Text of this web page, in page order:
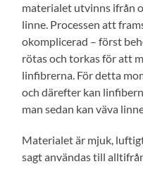
materialet utvinns ifrån
linne. Processen att
okomplicerad – först
rötas och torkas för att
linfibrerna. För detta
och därefter kan
man sedan kan väva
Materialet är mjuk,
sagt användas till